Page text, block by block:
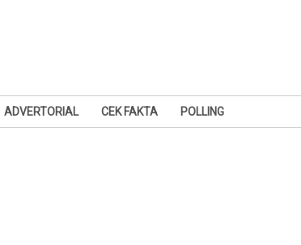
ADVERTORIAL CEK FAKTA POLLING